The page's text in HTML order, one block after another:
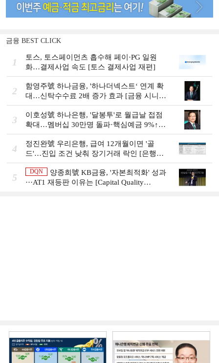
금융 BEST CLICK
1
토스, 토스페이먼츠 흡수해 페이·PG 일원
화…결제사업 속도 [토스 결제사업 재편]
2
함영주號 하나금융, '하나더넥스트‘ 연계 확
대…신탁수수료 2배 증가 효과 [금융 시니어
비즈니스 돋보기]
3
이호성號 하나은행, '달봉투'로 월급날 접점
확대…멤버십 30만명 돌파·핵심예금 9%↑
[은행권 머니무브 대응 전략]
4
정진완號 우리은행, 급여 12개월이면 '골
드'…진입 조건 낮춰 장기거래 락인 [은행권
머니무브 대응 전략]
5
DQN
양종희號 KB금융, '자본최적화' 성과
···AT1 재등판 이유는 [Capital Quality